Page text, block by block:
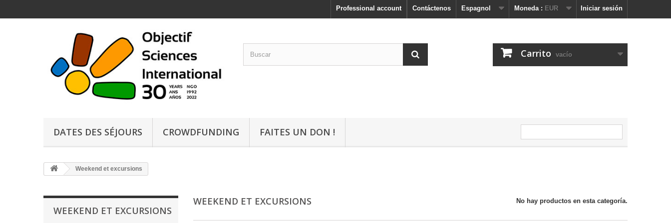
Iniciar sesión
Moneda : EUR
Espagnol
Contáctenos
Professional account
Carrito vacío
DATES DES SÉJOURS CROWDFUNDING FAITES UN DON !
Weekend et excursions
WEEKEND ET EXCURSIONS
WEEKEND ET EXCURSIONS No hay productos en esta categoría.